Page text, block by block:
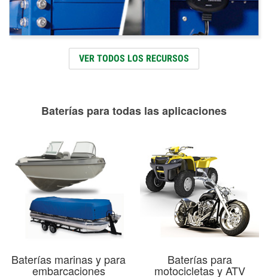
VER TODOS LOS RECURSOS
Baterías para todas las aplicaciones
Baterías marinas y para
embarcaciones
Baterías para
motocicletas y ATV